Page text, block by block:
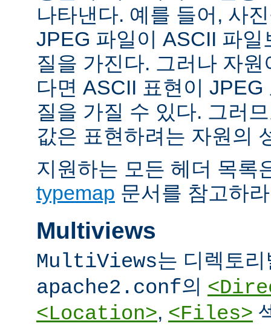
나타낸다. 예를 들어, 사
JPEG 파일이 ASCII 파
질을 가진다. 그러나 자
다면 ASCII 표현이
질을 가질 수 있다. 그러
값은 표현하려는 자원의
지원하는 모든 헤더 목록
typemap 문서를 참고하
Multiviews
MultiViews는 디렉토
apache2.conf의
<Location>, <Files>